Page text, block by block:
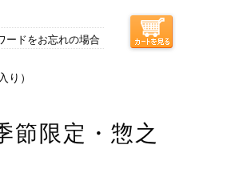
ードをお忘れの場合
り）
節限定・惣之